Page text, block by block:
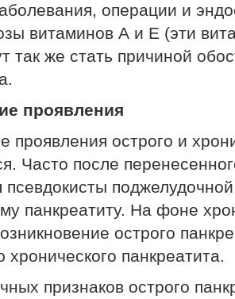
операции и
витаминов А и Е (эти
так же стать причиной
проявления
проявления острого и
Часто после
псевдокисты
панкреатиту. На фоне
острого
хронического панкреатита.
признаков острого